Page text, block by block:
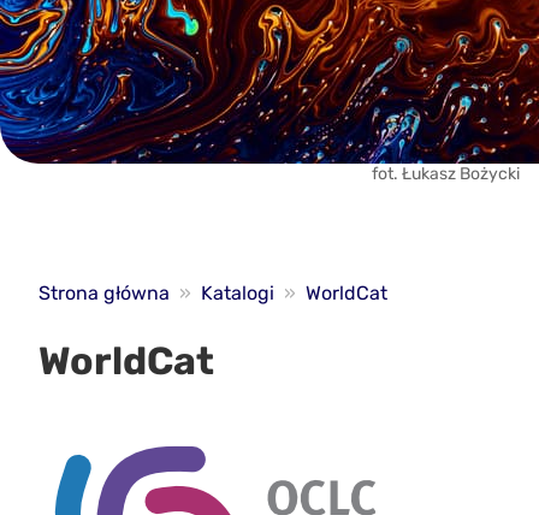
fot. Łukasz Bożycki
Strona główna » Katalogi » WorldCat
WorldCat